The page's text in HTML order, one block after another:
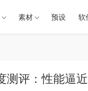
素材 预设 软
测评：性能逼